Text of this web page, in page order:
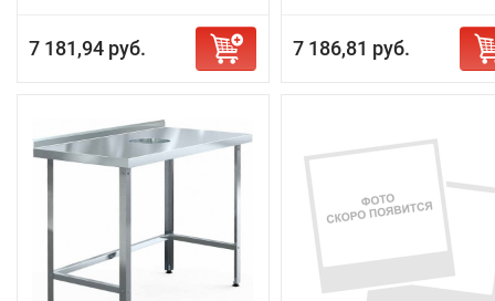
7 181,94 руб. 7 186,81 руб.